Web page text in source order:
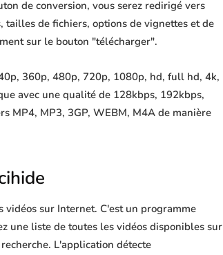
de conversion, vous serez redirigé vers
de fichiers, options de vignettes et de
sur le bouton "télécharger".
360p, 480p, 720p, 1080p, hd, full hd, 4k,
avec une qualité de 128kbps, 192kbps,
MP4, MP3, 3GP, WEBM, M4A de manière
vidéos sur Internet. C'est un programme
une liste de toutes les vidéos disponibles sur
L'application détecte